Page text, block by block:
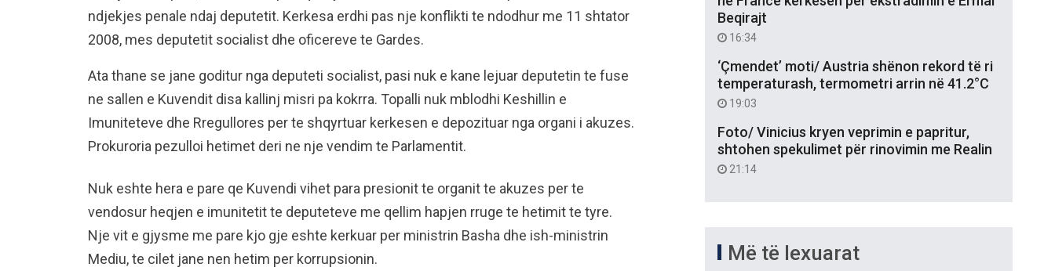
ndjekjes penale ndaj deputetit. Kerkesa erdhi pas nje konflikti te ndodhur me 11 shtator
2008, mes deputetit socialist dhe oficereve te Gardes.
Ata thane se jane goditur nga deputeti socialist, pasi nuk e kane lejuar deputetin te fuse
ne sallen e Kuvendit disa kallinj misri pa kokrra. Topalli nuk mblodhi Keshillin e
Imuniteteve dhe Rregullores per te shqyrtuar kerkesen e depozituar nga organi i akuzes.
Prokuroria pezulloi hetimet deri ne nje vendim te Parlamentit.
Nuk eshte hera e pare qe Kuvendi vihet para presionit te organit te akuzes per te
vendosur heqjen e imunitetit te deputeteve me qellim hapjen rruge te hetimit te tyre.
Nje vit e gjysme me pare kjo gje eshte kerkuar per ministrin Basha dhe ish-ministrin
Mediu, te cilet jane nen hetim per korrupsionin.
Beqirajt
16:34
‘Çmendet’ moti/ Austria shënon rekord të ri
temperaturash, termometri arrin në 41.2°C
19:03
Foto/ Vinicius kryen veprimin e papritur,
shtohen spekulimet për rinovimin me Realin
21:14
Më të lexuarat